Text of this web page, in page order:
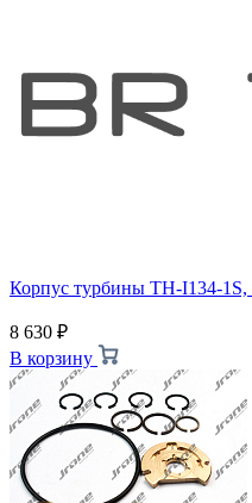
Корпус турбины TH-I134-
8 630 ₽
В корзину